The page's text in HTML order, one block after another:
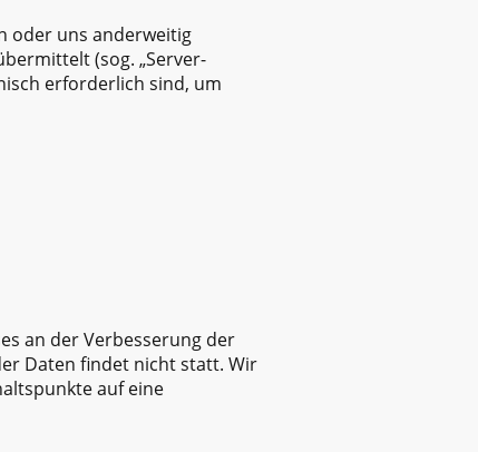
oder uns anderweitig
(sog. „Server-
erforderlich sind, um
an der Verbesserung der
Daten findet nicht statt. Wir
auf eine